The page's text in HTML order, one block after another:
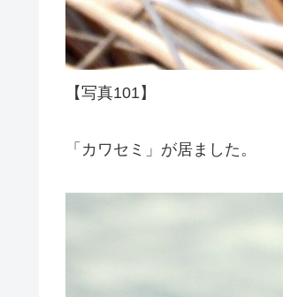
【写真101】
「カワセミ」が居ました。